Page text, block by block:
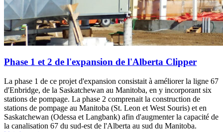
Phase 1 et 2 de l'expansion de l'Alberta Clipper
La phase 1 de ce projet d'expansion consistait à améliorer la ligne 67
d'Enbridge, de la Saskatchewan au Manitoba, en y incorporant six
stations de pompage. La phase 2 comprenait la construction de
stations de pompage au Manitoba (St. Leon et West Souris) et en
Saskatchewan (Odessa et Langbank) afin d'augmenter la capacité de
la canalisation 67 du sud-est de l'Alberta au sud du Manitoba.